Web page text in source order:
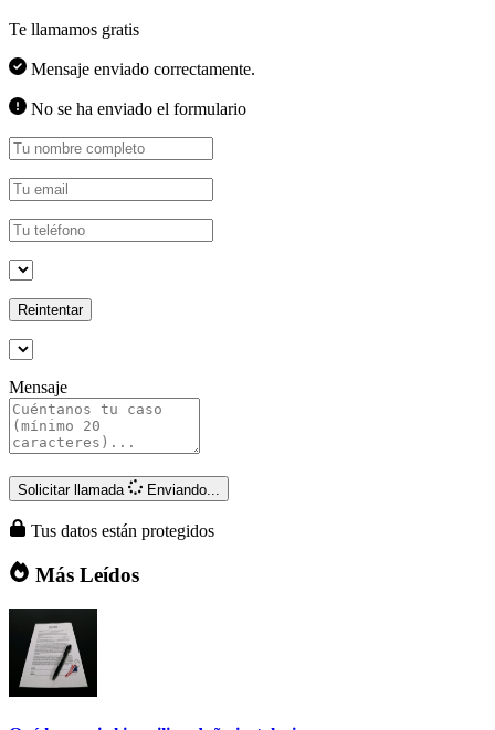
Te llamamos gratis
Mensaje enviado correctamente.
No se ha enviado el formulario
Reintentar
Mensaje
Solicitar llamada Enviando...
Tus datos están protegidos
Más Leídos